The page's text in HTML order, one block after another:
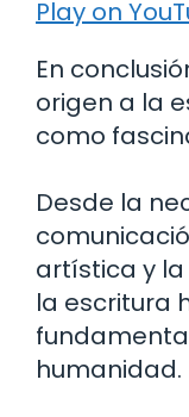
Play on
En
origen a la
como
Desde la
artística y
la escritura
humanidad.